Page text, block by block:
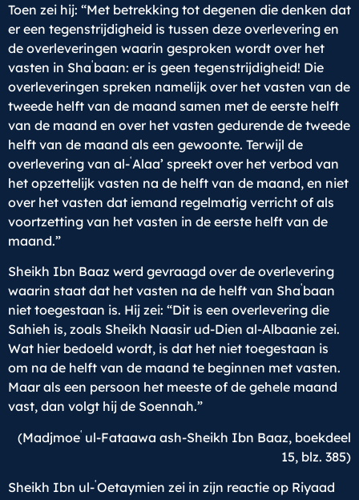
Toen zei hij: “Met betrekking tot degenen die denken dat
er een tegenstrijdigheid is tussen deze overlevering en
de overleveringen waarin gesproken wordt over het
vasten in Shaʿbaan: er is geen tegenstrijdigheid! Die
overleveringen spreken namelijk over het vasten van de
tweede helft van de maand samen met de eerste helft
van de maand en over het vasten gedurende de tweede
helft van de maand als een gewoonte. Terwijl de
overlevering van al-ʿAlaa’ spreekt over het verbod van
het opzettelijk vasten na de helft van de maand, en niet
over het vasten dat iemand regelmatig verricht of als
voortzetting van het vasten in de eerste helft van de
maand.”
Sheikh Ibn Baaz werd gevraagd over de overlevering
waarin staat dat het vasten na de helft van Shaʿbaan
niet toegestaan is. Hij zei: “Dit is een overlevering die
Sahieh is, zoals Sheikh Naasir ud-Dien al-Albaanie zei.
Wat hier bedoeld wordt, is dat het niet toegestaan is
om na de helft van de maand te beginnen met vasten.
Maar als een persoon het meeste of de gehele maand
vast, dan volgt hij de Soennah.”
(Madjmoeʿ ul-Fataawa ash-Sheikh Ibn Baaz, boekdeel
15, blz. 385)
Sheikh Ibn ul-ʿOetaymien zei in zijn reactie op Riyaad